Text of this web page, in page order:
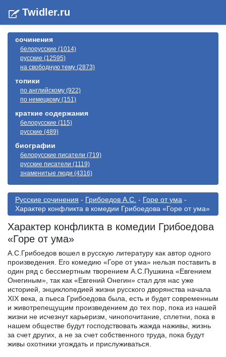
Twidler.ru
сочинения
белорусские (1014)
русские (12595)
на свободную тему (2873)
топики
по английскому (922)
по немецкому (151)
краткие содержания
белорусские (115)
русские (489)
биографии
белорусские писатели (719)
русские писатели (1119)
знаменитые люди (4316)
Русские сочинения - Грибоедов А.С. - Горе от ума -
Характер конфликта в комедии Грибоедова «Горе от ума»
Характер конфликта в комедии Грибоедова
«Горе от ума»
А.С.Грибоедов вошел в русскую литературу как автор одного
произведения. Его комедию «Горе от ума» нельзя поставить в
один ряд с бессмертным творением А.С.Пушкина «Евгением
Онегиным», так как «Евгений Онегин» стал для нас уже
историей, энциклопедией жизни русского дворянства начала
XIX века, а пьеса Грибоедова была, есть и будет современным
и животрепещущим произведением до тех пор, пока из нашей
жизни не исчезнут карьеризм, чинопочитание, сплетни, пока в
нашем обществе будут господствовать жажда наживы, жизнь
за счет других, а не за счет собственного труда, пока будут
живы охотники угождать и прислуживаться.